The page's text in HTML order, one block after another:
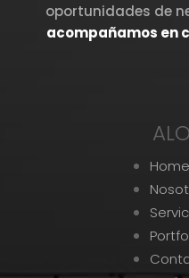
oportunidades de
acompañamos en
Home